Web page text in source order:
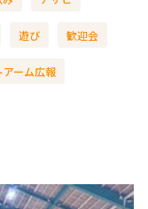
遊び 歓迎会
アーム広報